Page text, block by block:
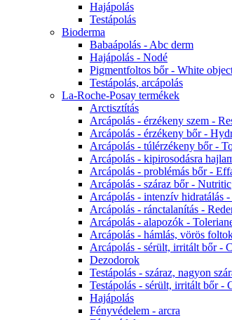
Hajápolás
Testápolás
Bioderma
Babaápolás - Abc derm
Hajápolás - Nodé
Pigmentfoltos bőr - White
Testápolás, arcápolás
La-Roche-Posay termékek
Arctisztítás
Arcápolás - érzékeny szem -
Arcápolás - érzékeny bőr -
Arcápolás - túlérzékeny bőr -
Arcápolás - kipirosodásra
Arcápolás - problémás bőr -
Arcápolás - száraz bőr - Nutritic
Arcápolás - intenzív hidratálás
Arcápolás - ránctalanítás -
Arcápolás - alapozók -
Arcápolás - hámlás, vörös
Arcápolás - sérült, irritált bőr -
Dezodorok
Testápolás - száraz, nagyon
Testápolás - sérült, irritált bőr -
Hajápolás
Fényvédelem - arcra